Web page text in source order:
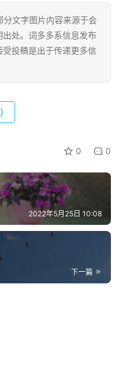
文字图片内容来源于会
处。词多多系信息发布
投稿是出于传递更多信
0 0
2022年5月25日 10:08
下一篇